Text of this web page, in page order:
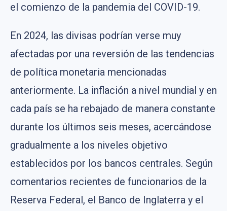
el comienzo de la pandemia del COVID-19.
En 2024, las divisas podrían verse muy
afectadas por una reversión de las tendencias
de política monetaria mencionadas
anteriormente. La inflación a nivel mundial y en
cada país se ha rebajado de manera constante
durante los últimos seis meses, acercándose
gradualmente a los niveles objetivo
establecidos por los bancos centrales. Según
comentarios recientes de funcionarios de la
Reserva Federal, el Banco de Inglaterra y el